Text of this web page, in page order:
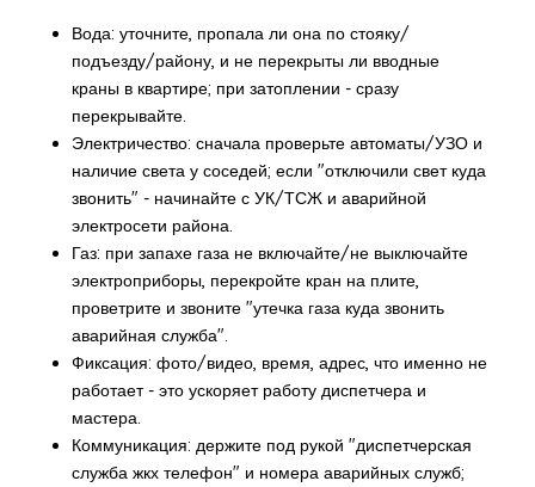
Вода: уточните, пропала ли она по стояку/
подъезду/району, и не перекрыты ли вводные
краны в квартире; при затоплении - сразу
перекрывайте.
Электричество: сначала проверьте автоматы/УЗО и
наличие света у соседей; если "отключили свет куда
звонить" - начинайте с УК/ТСЖ и аварийной
электросети района.
Газ: при запахе газа не включайте/не выключайте
электроприборы, перекройте кран на плите,
проветрите и звоните "утечка газа куда звонить
аварийная служба".
Фиксация: фото/видео, время, адрес, что именно не
работает - это ускоряет работу диспетчера и
мастера.
Коммуникация: держите под рукой "диспетчерская
служба жкх телефон" и номера аварийных служб;